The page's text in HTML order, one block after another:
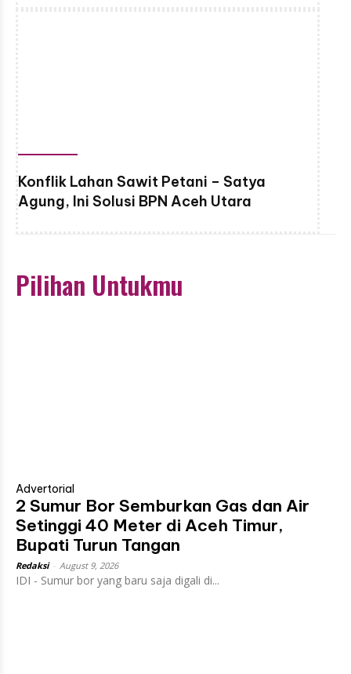
Konflik Lahan Sawit Petani – Satya
Agung, Ini Solusi BPN Aceh Utara
Pilihan Untukmu
Advertorial
2 Sumur Bor Semburkan Gas dan Air
Setinggi 40 Meter di Aceh Timur,
Bupati Turun Tangan
Redaksi August 9, 2026
IDI - Sumur bor yang baru saja digali di...